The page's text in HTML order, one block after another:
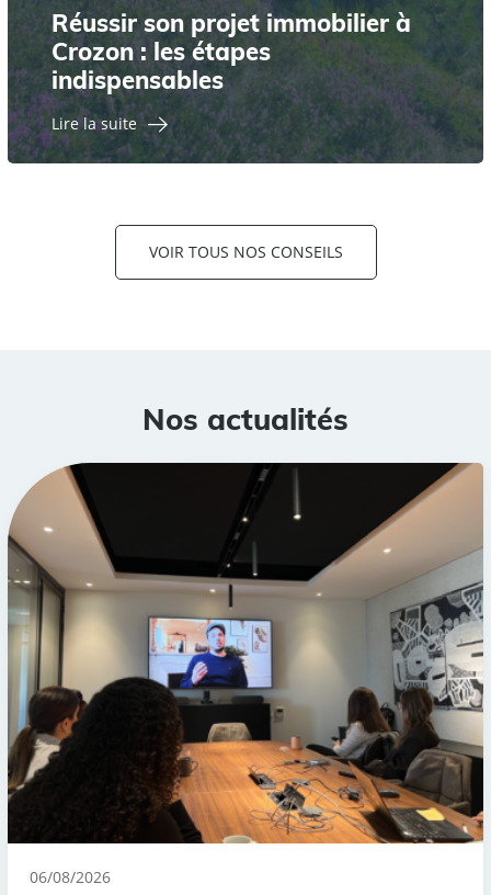
Réussir son projet immobilier à
Crozon : les étapes
indispensables
Lire la suite
VOIR TOUS NOS CONSEILS
Nos actualités
06/08/2026